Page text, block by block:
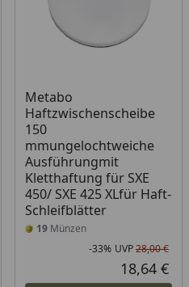
in ProzentPreis
Preis
Metabo
Haftzwischenscheibe
150
mmungelochtweiche
Ausführungmit
Kletthaftung für SXE
450/ SXE 425 XLfür Haft-
Schleifblätter
19Münzen
-33% UVP28,00 €
18,64 €